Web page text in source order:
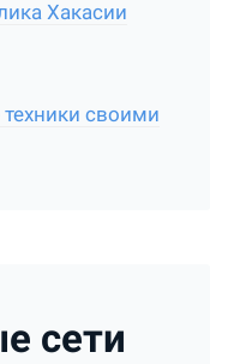
Хакасии
своими
сети